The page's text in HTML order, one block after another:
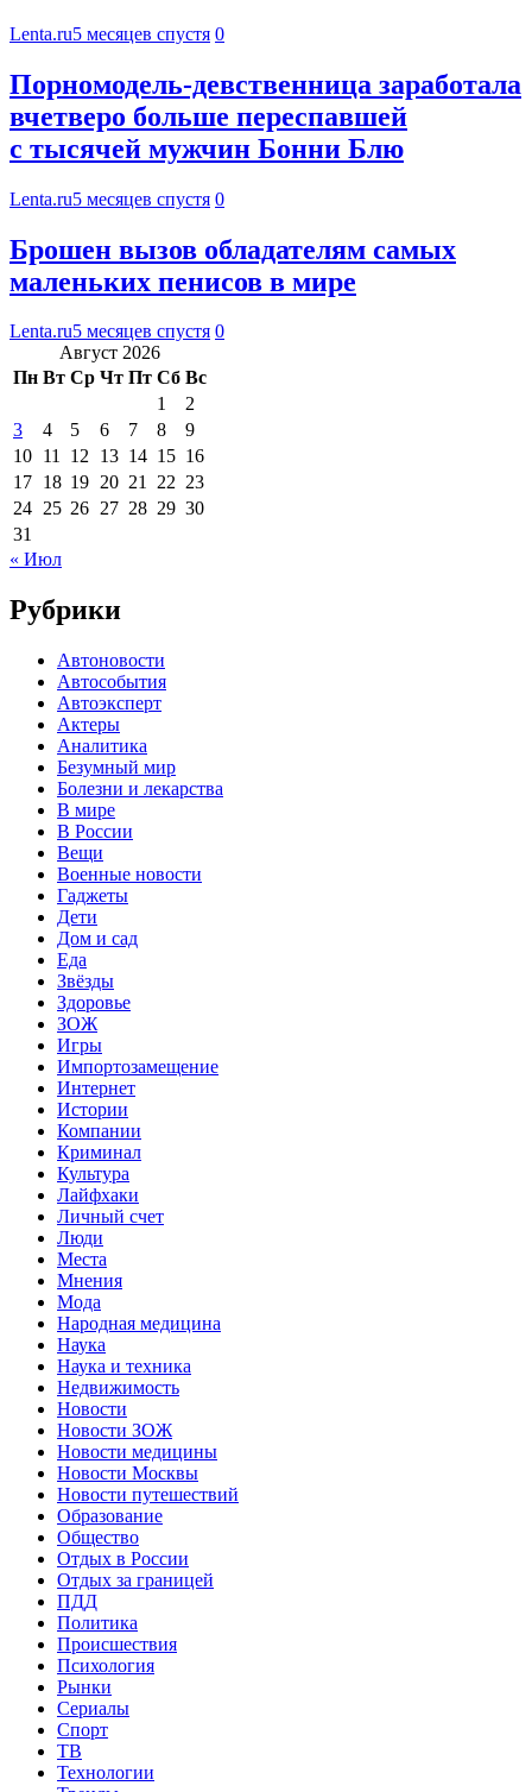
Lenta.ru5 месяцев спустя 0
Порномодель-девственница заработала
вчетверо больше переспавшей
с тысячей мужчин Бонни Блю
Lenta.ru5 месяцев спустя 0
Брошен вызов обладателям самых
маленьких пенисов в мире
Lenta.ru5 месяцев спустя 0
Август 2026
Пн Вт Ср Чт Пт Сб Вс
1
2
3
4 5 6 7 8
9
10 11 12 13 14 15 16
17 18 19 20 21 22 23
24 25 26 27 28 29 30
31
« Июл
Рубрики
Автоновости
Автособытия
Автоэксперт
Актеры
Аналитика
Безумный мир
Болезни и лекарства
В мире
В России
Вещи
Военные новости
Гаджеты
Дети
Дом и сад
Еда
Звёзды
Здоровье
ЗОЖ
Игры
Импортозамещение
Интернет
Истории
Компании
Криминал
Культура
Лайфхаки
Личный счет
Люди
Места
Мнения
Мода
Народная медицина
Наука
Наука и техника
Недвижимость
Новости
Новости ЗОЖ
Новости медицины
Новости Москвы
Новости путешествий
Образование
Общество
Отдых в России
Отдых за границей
ПДД
Политика
Происшествия
Психология
Рынки
Сериалы
Спорт
ТВ
Технологии